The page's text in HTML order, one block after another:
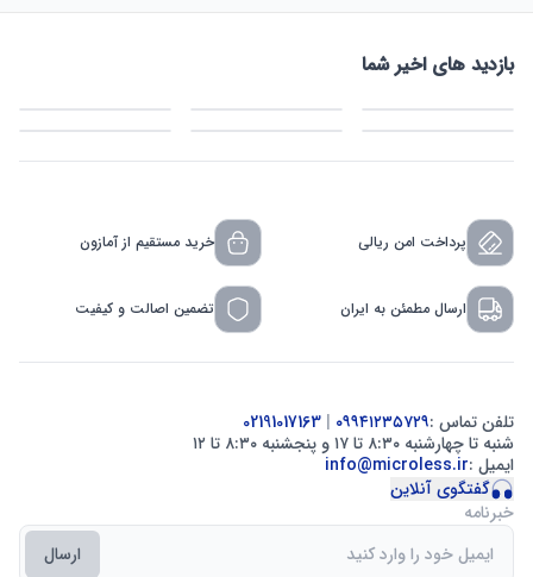
بازدید های اخیر شما
پرداخت امن ریالی خرید مستقیم از آمازون
ارسال مطمئن به ایران تضمین اصالت و کیفیت
تلفن تماس :۰۹۹۴۱۲۳۵۷۲۹ |
شنبه تا چهارشنبه ۸:۳۰ تا ۱۷ و پنجشنبه ۸:۳۰ تا ۱۲
ایمیل :info@microless.ir
گفتگوی آنلاین
خبرنامه
ارسال